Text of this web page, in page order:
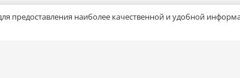
предоставления наиболее качественной и удобной